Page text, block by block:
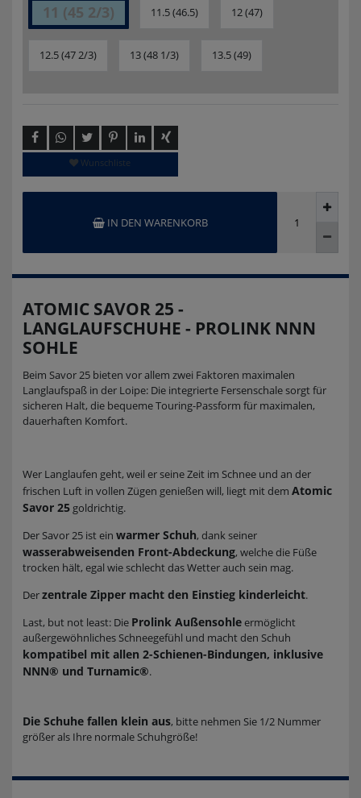
11 (45 2/3) 11.5 (46.5) 12 (47)
12.5 (47 2/3) 13 (48 1/3) 13.5 (49)
Wunschliste
IN DEN WARENKORB
ATOMIC SAVOR 25 -
LANGLAUFSCHUHE - PROLINK NNN
SOHLE
Beim Savor 25 bieten vor allem zwei Faktoren maximalen
Langlaufspaß in der Loipe: Die integrierte Fersenschale sorgt für
sicheren Halt, die bequeme Touring-Passform für maximalen,
dauerhaften Komfort.
Wer Langlaufen geht, weil er seine Zeit im Schnee und an der
frischen Luft in vollen Zügen genießen will, liegt mit dem Atomic
Savor 25 goldrichtig.
Der Savor 25 ist ein warmer Schuh, dank seiner
wasserabweisenden Front-Abdeckung, welche die Füße
trocken hält, egal wie schlecht das Wetter auch sein mag.
Derzentrale Zipper macht den Einstieg kinderleicht.
Last, but not least: Die Prolink Außensohleermöglicht
außergewöhnliches Schneegefühl und macht den Schuh
kompatibel mit allen 2-Schienen-Bindungen, inklusive
NNN® und Turnamic®.
Die Schuhe fallen klein aus, bitte nehmen Sie 1/2 Nummer
größer als Ihre normale Schuhgröße!